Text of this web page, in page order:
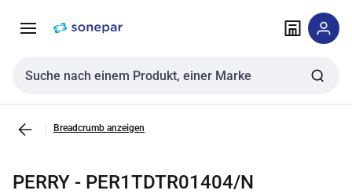
NavigationInhalt
Sucheingabe
Breadcrumb anzeigen
PERRY - PER1TDTR01404/N